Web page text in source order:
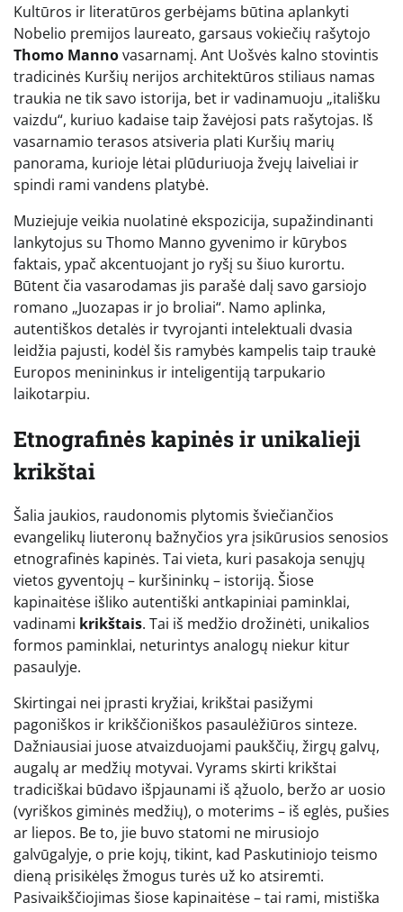
Kultūros ir literatūros gerbėjams būtina aplankyti
Nobelio premijos laureato, garsaus vokiečių rašytojo
Thomo Mannovasarnamį. Ant Uošvės kalno stovintis
tradicinės Kuršių nerijos architektūros stiliaus namas
traukia ne tik savo istorija, bet ir vadinamuoju „itališku
vaizdu“, kuriuo kadaise taip žavėjosi pats rašytojas. Iš
vasarnamio terasos atsiveria plati Kuršių marių
panorama, kurioje lėtai plūduriuoja žvejų laiveliai ir
spindi rami vandens platybė.
Muziejuje veikia nuolatinė ekspozicija, supažindinanti
lankytojus su Thomo Manno gyvenimo ir kūrybos
faktais, ypač akcentuojant jo ryšį su šiuo kurortu.
Būtent čia vasarodamas jis parašė dalį savo garsiojo
romano „Juozapas ir jo broliai“. Namo aplinka,
autentiškos detalės ir tvyrojanti intelektuali dvasia
leidžia pajusti, kodėl šis ramybės kampelis taip traukė
Europos menininkus ir inteligentiją tarpukario
laikotarpiu.
Etnografinės kapinės ir unikalieji
krikštai
Šalia jaukios, raudonomis plytomis šviečiančios
evangelikų liuteronų bažnyčios yra įsikūrusios senosios
etnografinės kapinės. Tai vieta, kuri pasakoja senųjų
vietos gyventojų – kuršininkų – istoriją. Šiose
kapinaitėse išliko autentiški antkapiniai paminklai,
vadinami krikštais. Tai iš medžio drožinėti, unikalios
formos paminklai, neturintys analogų niekur kitur
pasaulyje.
Skirtingai nei įprasti kryžiai, krikštai pasižymi
pagoniškos ir krikščioniškos pasaulėžiūros sinteze.
Dažniausiai juose atvaizduojami paukščių, žirgų galvų,
augalų ar medžių motyvai. Vyrams skirti krikštai
tradiciškai būdavo išpjaunami iš ąžuolo, beržo ar uosio
(vyriškos giminės medžių), o moterims – iš eglės, pušies
ar liepos. Be to, jie buvo statomi ne mirusiojo
galvūgalyje, o prie kojų, tikint, kad Paskutiniojo teismo
dieną prisikėlęs žmogus turės už ko atsiremti.
Pasivaikščiojimas šiose kapinaitėse – tai rami, mistiška